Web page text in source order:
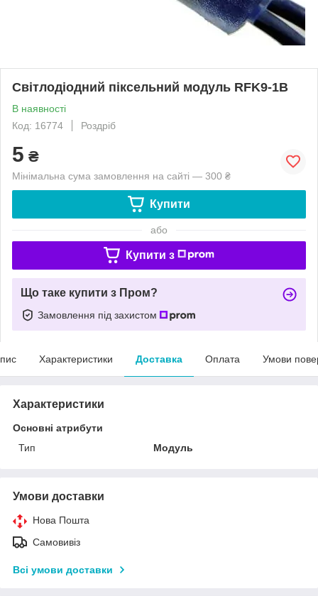
Світлодіодний піксельний модуль RFK9-1B
В наявності
Код: 16774
Роздріб
5 ₴
Мінімальна сума замовлення на сайті — 300 ₴
Купити
або
Купити з
Що таке купити з Пром?
Замовлення під захистом
Характеристики Доставка Оплата Умови
Характеристики
Основні атрибути
Тип
Модуль
Умови доставки
Нова Пошта
Самовивіз
Всі умови доставки